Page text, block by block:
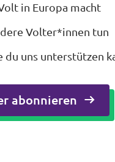
in Europa macht
Volter*innen tun
du uns unterstützen
abonnieren